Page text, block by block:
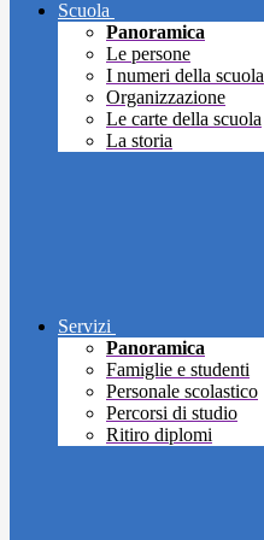
Scuola
Panoramica
Le persone
I numeri della scuola
Organizzazione
Le carte della scuola
La storia
Servizi
Panoramica
Famiglie e studenti
Personale scolastico
Percorsi di studio
Ritiro diplomi